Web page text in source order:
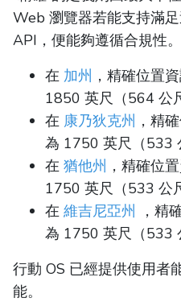
Web 瀏覽器若能支持滿
API，便能夠遵循合規性。
在 加州 ，精確位置
1850 英尺（564 公
在 康乃狄克州 ，精
為 1750 英尺（533
在 猶他州 ，精確位
1750 英尺（533 公
在 維吉尼亞州 ，精
為 1750 英尺（533
行動 OS 已經提供使用者
能。